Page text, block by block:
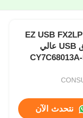
نظام على رقاقة EZ USB FX2LP
SOC متحكم دقيق USB عالي
نتحدث الآن